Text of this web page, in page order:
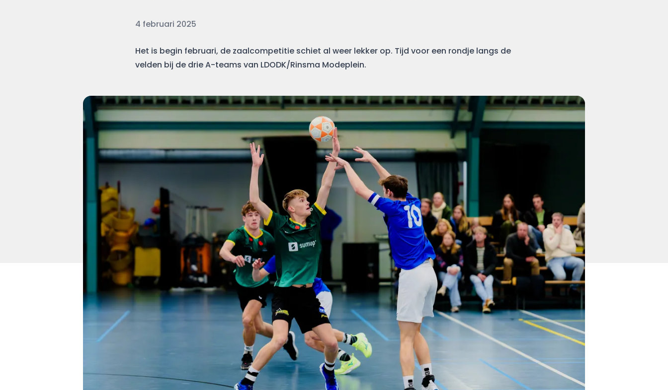
Datum
4 februari 2025
Het is begin februari, de zaalcompetitie schiet al weer lekker op. Tijd voor een rondje langs de
velden bij de drie A-teams van LDODK/Rinsma Modeplein.